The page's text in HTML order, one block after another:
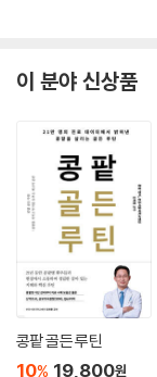
이 분야 신상품
콩팥 골든 루틴
10% 19,800원